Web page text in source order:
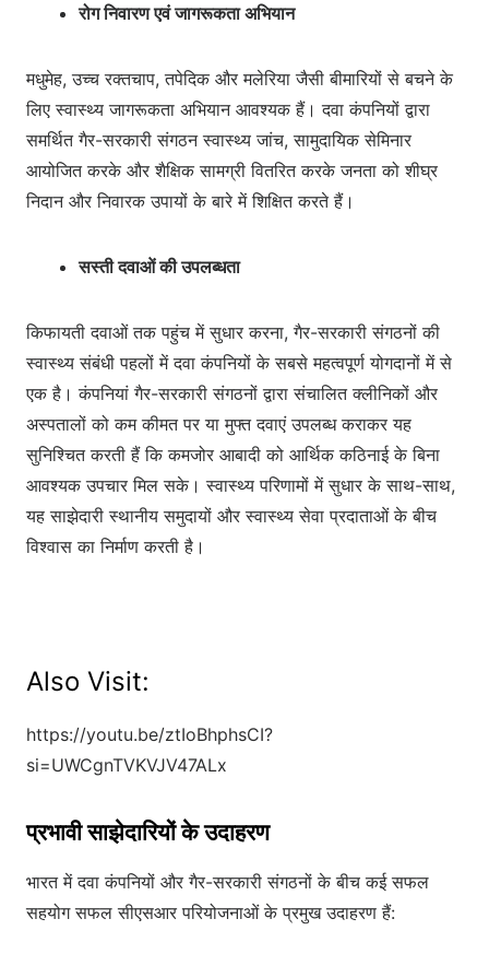
रोग निवारण एवं जागरूकता अभियान
मधुमेह, उच्च रक्तचाप, तपेदिक और मलेरिया जैसी बीमारियों से बचने के
लिए स्वास्थ्य जागरूकता अभियान आवश्यक हैं। दवा कंपनियों द्वारा
समर्थित गैर-सरकारी संगठन स्वास्थ्य जांच, सामुदायिक सेमिनार
आयोजित करके और शैक्षिक सामग्री वितरित करके जनता को शीघ्र
निदान और निवारक उपायों के बारे में शिक्षित करते हैं।
सस्ती दवाओं की उपलब्धता
किफायती दवाओं तक पहुंच में सुधार करना, गैर-सरकारी संगठनों की
स्वास्थ्य संबंधी पहलों में दवा कंपनियों के सबसे महत्वपूर्ण योगदानों में से
एक है। कंपनियां गैर-सरकारी संगठनों द्वारा संचालित क्लीनिकों और
अस्पतालों को कम कीमत पर या मुफ्त दवाएं उपलब्ध कराकर यह
सुनिश्चित करती हैं कि कमजोर आबादी को आर्थिक कठिनाई के बिना
आवश्यक उपचार मिल सके। स्वास्थ्य परिणामों में सुधार के साथ-साथ,
यह साझेदारी स्थानीय समुदायों और स्वास्थ्य सेवा प्रदाताओं के बीच
विश्वास का निर्माण करती है।
Also Visit:
https://youtu.be/ztIoBhphsCI?
si=UWCgnTVKVJV47ALx
प्रभावी साझेदारियों के उदाहरण
भारत में दवा कंपनियों और गैर-सरकारी संगठनों के बीच कई सफल
सहयोग सफल सीएसआर परियोजनाओं के प्रमुख उदाहरण हैं: